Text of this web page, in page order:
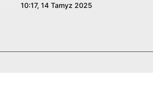
10:17, 14 Tamyz 2025